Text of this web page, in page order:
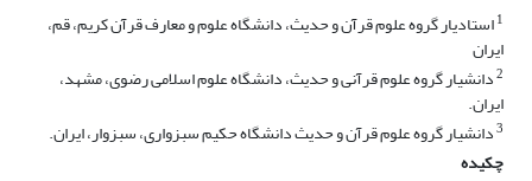
1استادیار گروه علوم قرآن و حدیث، دانشگاه علوم و معارف قرآن کریم، قم،
ایران
2دانشیار گروه علوم قرآنی و حدیث، دانشگاه علوم اسلامی رضوی، مشهد،
ایران.
3دانشیار گروه علوم قرآن و حدیث دانشگاه حکیم سبزواری، سبزوار، ایران.
چکیده